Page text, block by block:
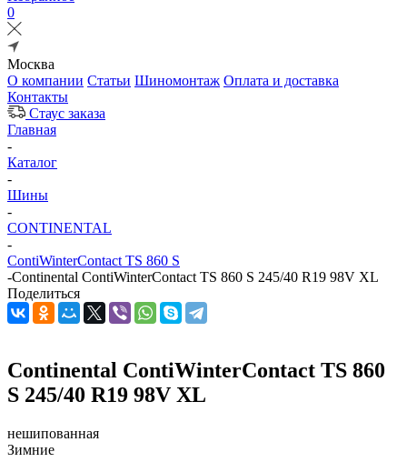
0
Москва
О компании Статьи Шиномонтаж Оплата и доставка
Контакты
Стаус заказа
Главная
-
Каталог
-
Шины
-
CONTINENTAL
-
ContiWinterContact TS 860 S
-Continental ContiWinterContact TS 860 S 245/40 R19 98V XL
Поделиться
Continental ContiWinterContact TS 860
S 245/40 R19 98V XL
нешипованная
Зимние